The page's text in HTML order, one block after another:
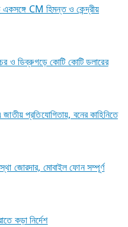
CM হিমন্ত ও কেন্দ্রীয়
ও ডিব্রুগড়ে কোটি কোটি ডলারের
প্রতিযোগিতায়, বনের কাহিনিতে
জোরদার, মোবাইল ফোন সম্পূর্ণ
কড়া নির্দেশ